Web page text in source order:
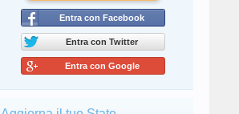
Entra con Facebook
Entra con Twitter
Entra con Google